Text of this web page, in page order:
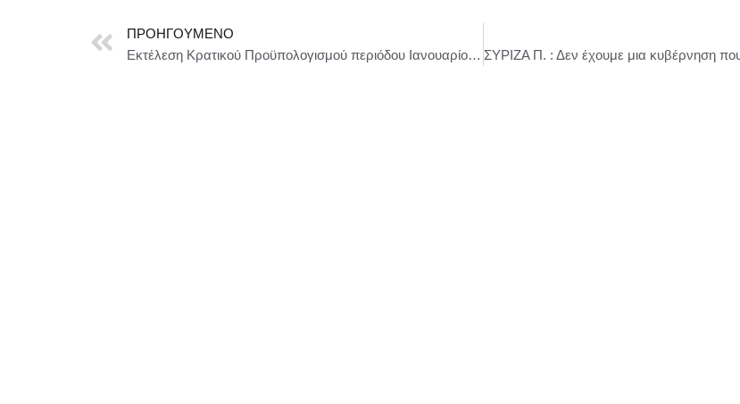
ΠΡΟΗΓΟΎΜΕΝΟ
Εκτέλεση Κρατικού Προϋπολογισμού περιόδου Ιανουαρίου – Νοεμβρίου 2025